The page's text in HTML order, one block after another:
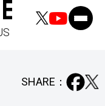
SHARE：